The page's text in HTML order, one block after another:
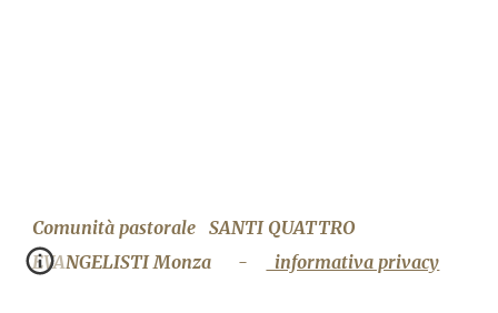
Comunità pastorale SANTI QUATTRO
EVANGELISTI Monza - informativa privacy